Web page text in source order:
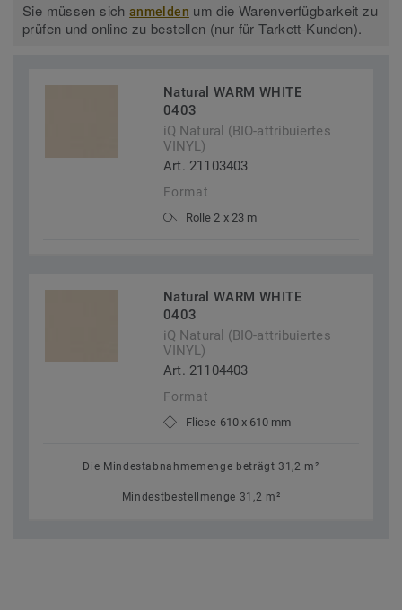
Sie müssen sichanmelden um die Warenverfügbarkeit zu
prüfen und online zu bestellen (nur für Tarkett-Kunden).
Natural WARM WHITE
0403
iQ Natural (BIO-attribuiertes
VINYL)
Art. 21103403
Format
Rolle 2 x 23 m
Natural WARM WHITE
0403
iQ Natural (BIO-attribuiertes
VINYL)
Art. 21104403
Format
Fliese 610 x 610 mm
Die Mindestabnahmemenge beträgt 31,2 m²
Mindestbestellmenge 31,2 m²